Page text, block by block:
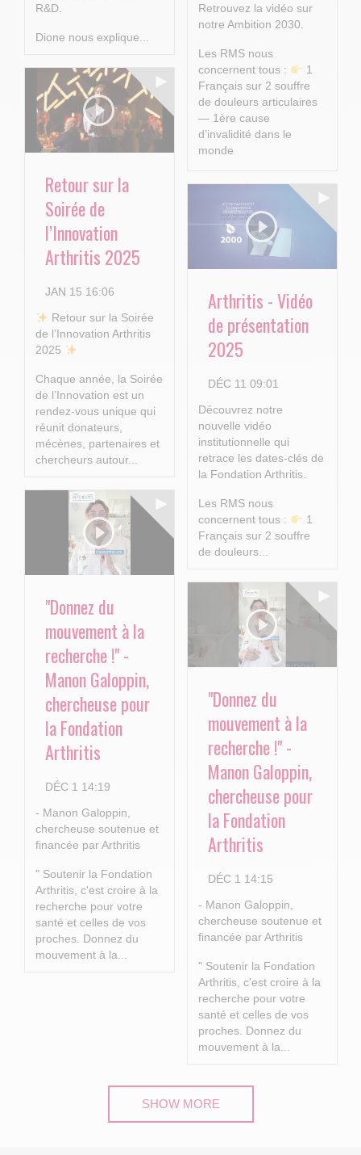
R&D.
Dione nous explique...
Retrouvez la vidéo sur
notre Ambition 2030.
Les RMS nous
concernent tous :
1
Français sur 2 souffre
de douleurs articulaires
— 1ère cause
d’invalidité dans le
monde
Retour sur la
Soirée de
l’Innovation
Arthritis 2025
JAN 15 16:06
​ Retour sur la Soirée
de l’Innovation Arthritis
2025
Chaque année, la Soirée
de l’Innovation est un
rendez-vous unique qui
réunit donateurs,
mécènes, partenaires et
chercheurs autour...
Arthritis - Vidéo
de présentation
2025
DÉC 11 09:01
Découvrez notre
nouvelle vidéo
institutionnelle qui
retrace les dates-clés de
la Fondation Arthritis.
Les RMS nous
concernent tous :
1
Français sur 2 souffre
de douleurs...
"Donnez du
mouvement à la
recherche !" -
Manon Galoppin,
chercheuse pour
la Fondation
Arthritis
DÉC 1 14:19
- Manon Galoppin,
chercheuse soutenue et
financée par Arthritis
" Soutenir la Fondation
Arthritis, c'est croire à la
recherche pour votre
santé et celles de vos
proches. Donnez du
mouvement à la...
"Donnez du
mouvement à la
recherche !" -
Manon Galoppin,
chercheuse pour
la Fondation
Arthritis
DÉC 1 14:15
- Manon Galoppin,
chercheuse soutenue et
financée par Arthritis
" Soutenir la Fondation
Arthritis, c'est croire à la
recherche pour votre
santé et celles de vos
proches. Donnez du
mouvement à la...
SHOW MORE